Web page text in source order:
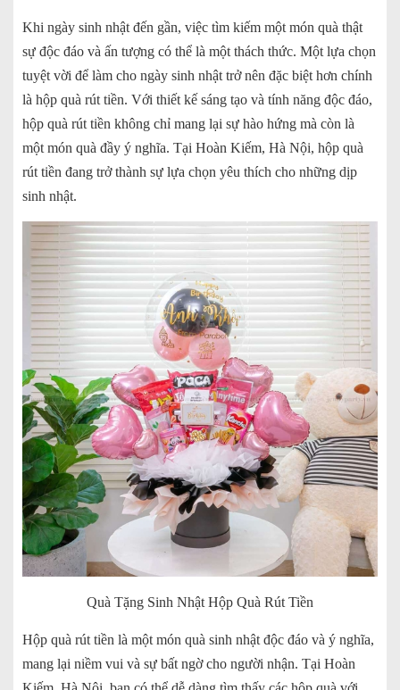
Khi ngày sinh nhật đến gần, việc tìm kiếm một món quà thật
sự độc đáo và ấn tượng có thể là một thách thức. Một lựa chọn
tuyệt vời để làm cho ngày sinh nhật trở nên đặc biệt hơn chính
là hộp quà rút tiền. Với thiết kế sáng tạo và tính năng độc đáo,
hộp quà rút tiền không chỉ mang lại sự hào hứng mà còn là
một món quà đầy ý nghĩa. Tại Hoàn Kiếm, Hà Nội, hộp quà
rút tiền đang trở thành sự lựa chọn yêu thích cho những dịp
sinh nhật.
Quà Tặng Sinh Nhật Hộp Quà Rút Tiền
Hộp quà rút tiền là một món quà sinh nhật độc đáo và ý nghĩa,
mang lại niềm vui và sự bất ngờ cho người nhận. Tại Hoàn